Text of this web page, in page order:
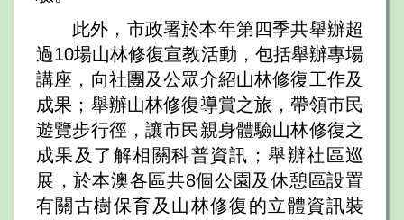
此外，市政署於本年第四季共舉辦超
過10場山林修復宣教活動，包括舉辦專場
講座，向社團及公眾介紹山林修復工作及
成果；舉辦山林修復導賞之旅，帶領市民
遊覽步行徑，讓市民親身體驗山林修復之
成果及了解相關科普資訊；舉辦社區巡
展，於本澳各區共8個公園及休憩區設置
有關古樹保育及山林修復的立體資訊裝